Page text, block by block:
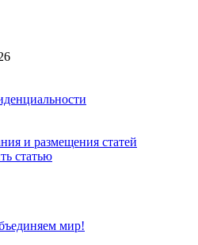
и размещения статей
статью
мир!